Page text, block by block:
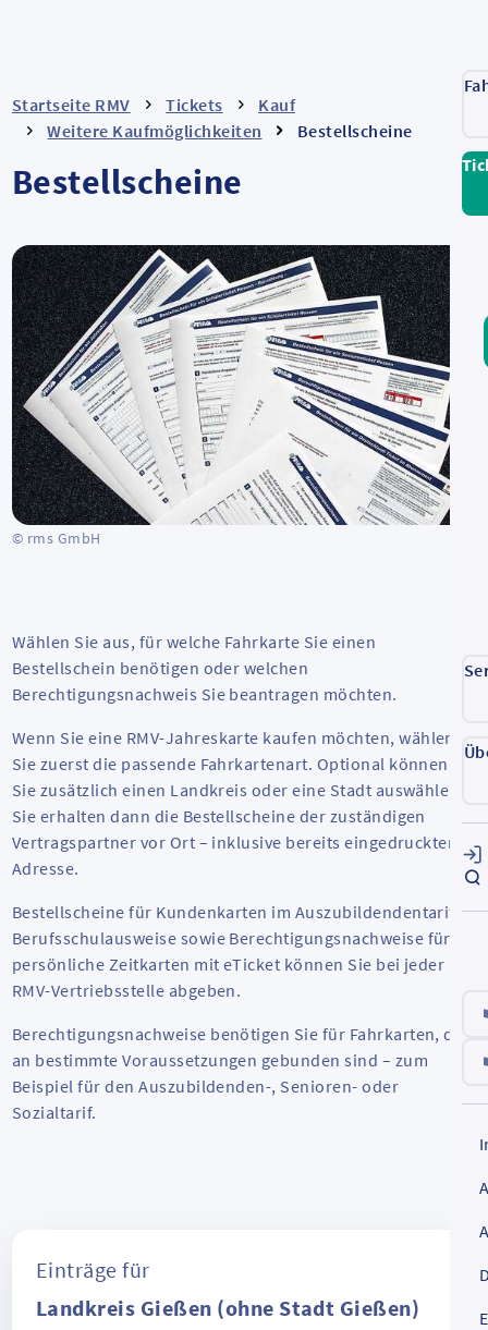
Startseite RMV Tickets
Kauf
Weitere Kaufmöglichkeiten
Bestellscheine
Bestellscheine
© rms GmbH
Wählen Sie aus, für welche Fahrkarte Sie einen
Bestellschein benötigen oder welchen
Berechtigungsnachweis Sie beantragen möchten.
Wenn Sie eine RMV-Jahreskarte kaufen möchten, wählen
Sie zuerst die passende Fahrkartenart. Optional können
Sie zusätzlich einen Landkreis oder eine Stadt auswählen.
Sie erhalten dann die Bestellscheine der zuständigen
Vertragspartner vor Ort – inklusive bereits eingedruckter
Adresse.
Bestellscheine für Kundenkarten im Auszubildendentarif,
Berufsschulausweise sowie Berechtigungsnachweise für
persönliche Zeitkarten mit eTicket können Sie bei jeder
RMV-Vertriebsstelle abgeben.
Berechtigungsnachweise benötigen Sie für Fahrkarten, die
an bestimmte Voraussetzungen gebunden sind – zum
Beispiel für den Auszubildenden-, Senioren- oder
Sozialtarif.
Einträge für
Landkreis Gießen (ohne Stadt Gießen)